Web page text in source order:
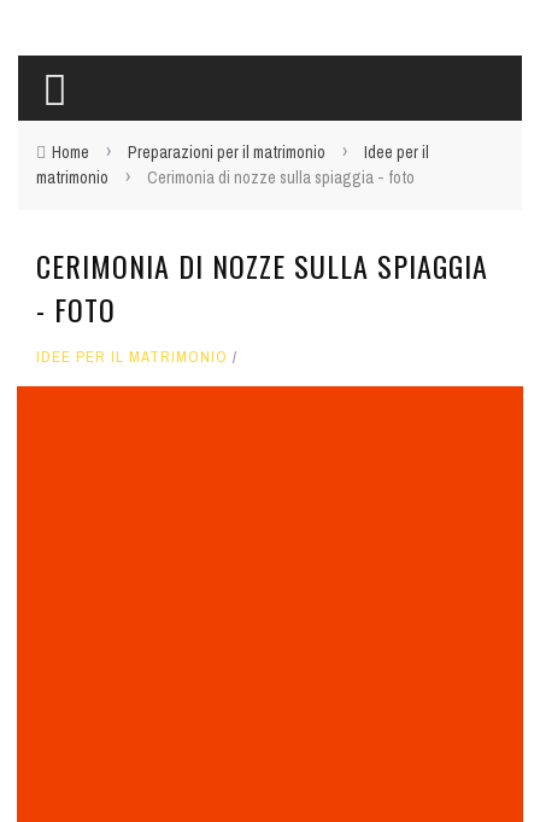
Home › Preparazioni per il matrimonio ›
Idee per il
matrimonio
› Cerimonia di nozze sulla spiaggia - foto
CERIMONIA DI NOZZE SULLA SPIAGGIA
- FOTO
IDEE PER IL MATRIMONIO